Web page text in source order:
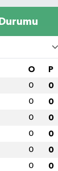
O P
0 0
0 0
0 0
0 0
0 0
0 0